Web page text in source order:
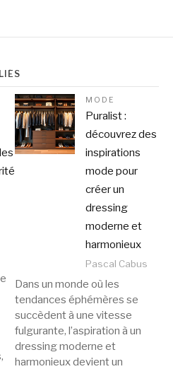
MODE
Puralist :
découvrez des
inspirations
mode pour
créer un
dressing
moderne et
harmonieux
Pascal Cabus
Dans un monde où les
tendances éphémères se
succèdent à une vitesse
fulgurante, l’aspiration à un
dressing moderne et
harmonieux devient un